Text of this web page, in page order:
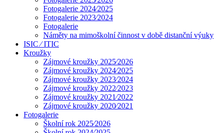
Fotogalerie 2024⁄2025
Fotogalerie 2023⁄2024
Fotogalerie
Náměty na mimoškolní činnost v době distanční výuky
ISIC ⁄ ITIC
Kroužky
Zájmové kroužky 2025⁄2026
Zájmové kroužky 2024⁄2025
Zájmové kroužky 2023⁄2024
Zájmové kroužky 2022⁄2023
Zájmové kroužky 2021⁄2022
Zájmové kroužky 2020⁄2021
Fotogalerie
Školní rok 2025⁄2026